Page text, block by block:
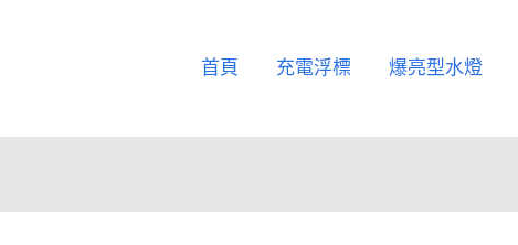
首頁 充電浮標 爆亮型水燈